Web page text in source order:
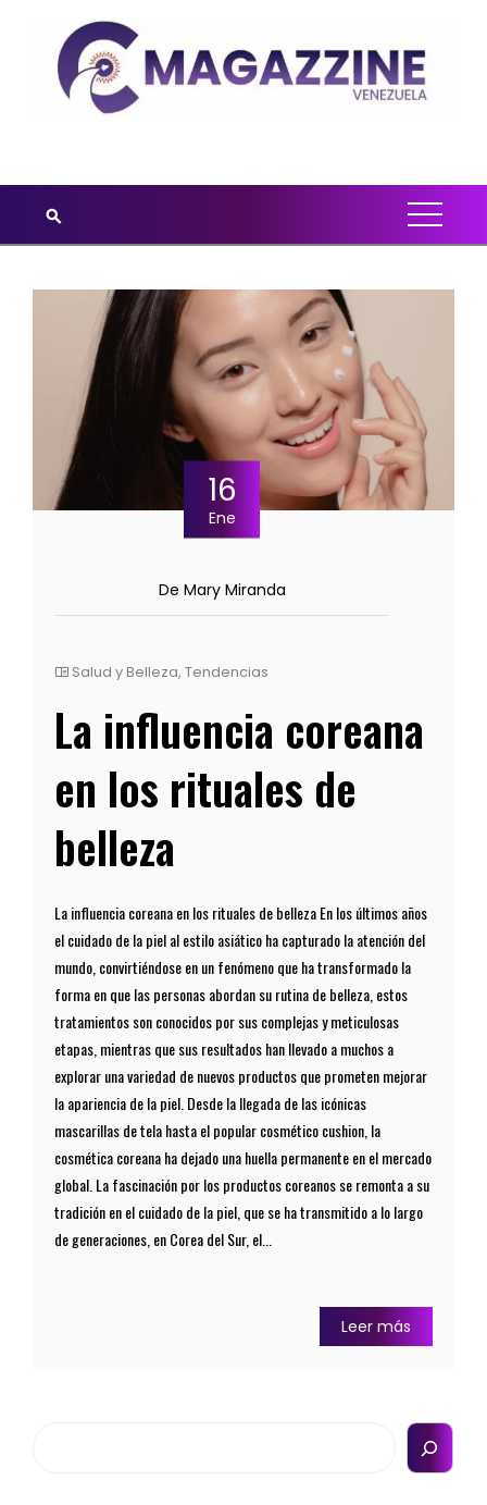
16
Ene
De Mary Miranda
Salud y Belleza, Tendencias
La influencia coreana
en los rituales de
belleza
La influencia coreana en los rituales de belleza En los últimos años
el cuidado de la piel al estilo asiático ha capturado la atención del
mundo, convirtiéndose en un fenómeno que ha transformado la
forma en que las personas abordan su rutina de belleza, estos
tratamientos son conocidos por sus complejas y meticulosas
etapas, mientras que sus resultados han llevado a muchos a
explorar una variedad de nuevos productos que prometen mejorar
la apariencia de la piel. Desde la llegada de las icónicas
mascarillas de tela hasta el popular cosmético cushion, la
cosmética coreana ha dejado una huella permanente en el mercado
global. La fascinación por los productos coreanos se remonta a su
tradición en el cuidado de la piel, que se ha transmitido a lo largo
de generaciones, en Corea del Sur, el...
Leer más